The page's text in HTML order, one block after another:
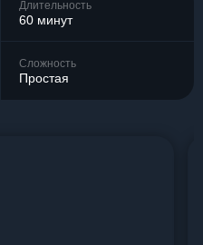
Длительность
60 минут
Сложность
Простая